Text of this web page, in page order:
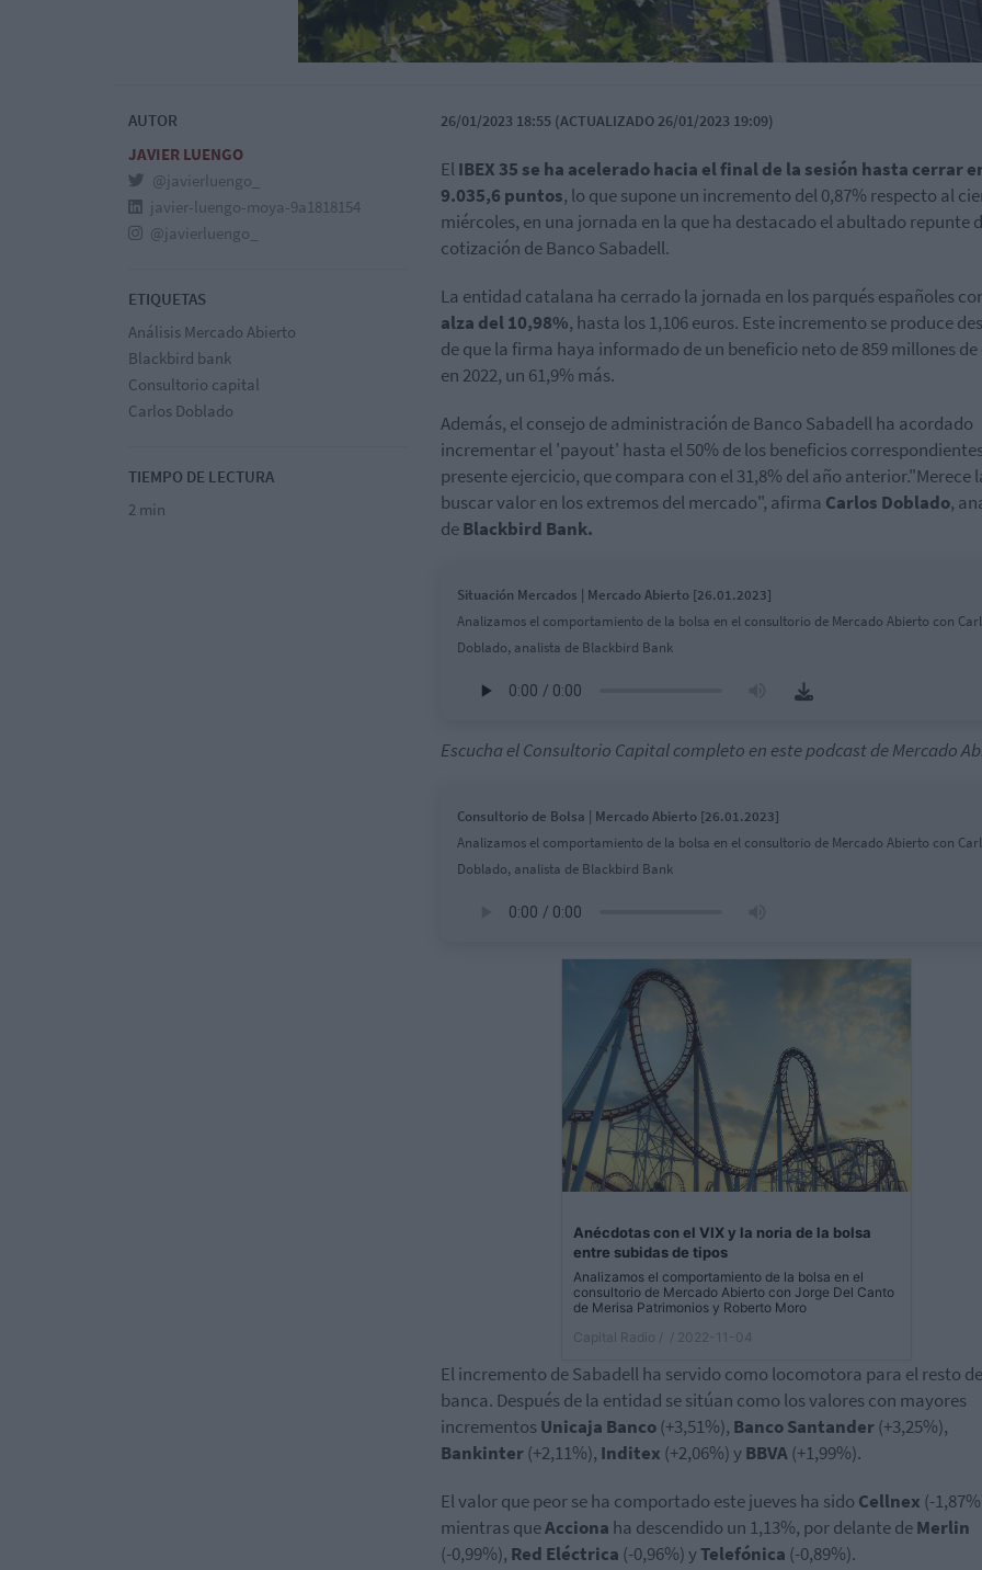
AUTOR
JAVIER LUENGO
@javierluengo_
javier-luengo-moya-9a1818154
@javierluengo_
ETIQUETAS
Análisis Mercado Abierto
Blackbird bank
Consultorio capital
Carlos Doblado
TIEMPO DE LECTURA
2 min
26/01/2023 18:55 (ACTUALIZADO 26/01/2023 19:09)
ElIBEX 35 se ha acelerado hacia el final de la sesión hasta cerrar
9.035,6 puntos, lo que supone un incremento del 0,87% respecto al
miércoles, en una jornada en la que ha destacado el abultado repunte
cotización de Banco Sabadell.
La entidad catalana ha cerrado la jornada en los parqués españoles
alza del 10,98%, hasta los 1,106 euros. Este incremento se produce
de que la firma haya informado de un beneficio neto de 859 millones de
en 2022, un 61,9% más.
Además, el consejo de administración de Banco Sabadell ha acordado
incrementar el 'payout' hasta el 50% de los beneficios
presente ejercicio, que compara con el 31,8% del año anterior."Merece
buscar valor en los extremos del mercado", afirma Carlos Doblado,
deBlackbird Bank.
Situación Mercados | Mercado Abierto [26.01.2023]
Analizamos el comportamiento de la bolsa en el consultorio de Mercado Abierto con
Doblado, analista de Blackbird Bank
Escucha el Consultorio Capital completo en este podcast de Mercado
Consultorio de Bolsa | Mercado Abierto [26.01.2023]
Analizamos el comportamiento de la bolsa en el consultorio de Mercado Abierto con
Doblado, analista de Blackbird Bank
Anécdotas con el VIX y la noria de la bolsa
entre subidas de tipos
Analizamos el comportamiento de la bolsa en el
consultorio de Mercado Abierto con Jorge Del Canto
de Merisa Patrimonios y Roberto Moro
Capital Radio /
/ 2022-11-04
El incremento de Sabadell ha servido como locomotora para el resto
banca. Después de la entidad se sitúan como los valores con mayores
incrementosUnicaja Banco(+3,51%), BancoSantander(+3,25%),
Bankinter(+2,11%), Inditex (+2,06%) yBBVA(+1,99%).
El valor que peor se ha comportado este jueves ha sido Cellnex (-
mientras queAcciona ha descendido un 1,13%, por delante deMerlin
(-0,99%), Red Eléctrica (-0,96%) yTelefónica (-0,89%).